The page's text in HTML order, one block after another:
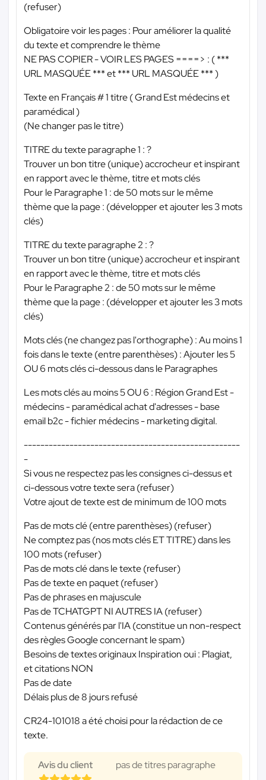
(refuser)
Obligatoire voir les pages : Pour améliorer la qualité
du texte et comprendre le thème
NE PAS COPIER - VOIR LES PAGES ====> : (***
URL MASQUÉE ***et*** URL MASQUÉE ***)
Texte en Français # 1 titre ( Grand Est médecins et
paramédical )
(Ne changer pas le titre)
TITRE du texte paragraphe 1 : ?
Trouver un bon titre (unique) accrocheur et inspirant
en rapport avec le thème, titre et mots clés
Pour le Paragraphe 1 : de 50 mots sur le même
thème que la page : (développer et ajouter les 3 mots
clés)
TITRE du texte paragraphe 2 : ?
Trouver un bon titre (unique) accrocheur et inspirant
en rapport avec le thème, titre et mots clés
Pour le Paragraphe 2 : de 50 mots sur le même
thème que la page : (développer et ajouter les 3 mots
clés)
Mots clés (ne changez pas l'orthographe) : Au moins 1
fois dans le texte (entre parenthèses) : Ajouter les 5
OU 6 mots clés ci-dessous dans le Paragraphes
Les mots clés au moins 5 OU 6 : Région Grand Est -
médecins - paramédical achat d'adresses - base
email b2c - fichier médecins - marketing digital.
----------------------------------------------------
-
Si vous ne respectez pas les consignes ci-dessus et
ci-dessous votre texte sera (refuser)
Votre ajout de texte est de minimum de 100 mots
Pas de mots clé (entre parenthèses) (refuser)
Ne comptez pas (nos mots clés ET TITRE) dans les
100 mots (refuser)
Pas de mots clé dans le texte (refuser)
Pas de texte en paquet (refuser)
Pas de phrases en majuscule
Pas de TCHATGPT NI AUTRES IA (refuser)
Contenus générés par l'IA (constitue un non-respect
des règles Google concernant le spam)
Besoins de textes originaux Inspiration oui : Plagiat,
et citations NON
Pas de date
Délais plus de 8 jours refusé
CR24-101018 a été choisi pour la rédaction de ce
texte.
Avis du client pas de titres paragraphe